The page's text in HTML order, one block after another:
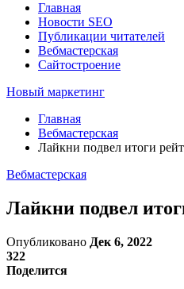
Главная
Новости SEO
Публикации читателей
Вебмастерская
Сайтостроение
Новый маркетинг
Главная
Вебмастерская
Лайкни подвел итоги
Вебмастерская
Лайкни подвел
Опубликовано Дек 6, 2022
322
Поделится